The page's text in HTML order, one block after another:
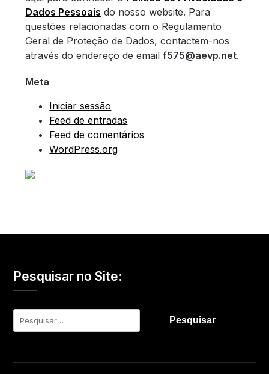
Dados Pessoais do nosso website. Para
questões relacionadas com o Regulamento
Geral de Proteção de Dados, contactem-nos
através do endereço de emailf575@aevp.net.
Meta
Iniciar sessão
Feed de entradas
Feed de comentários
WordPress.org
Pesquisar no Site:
Pesquisar
por: